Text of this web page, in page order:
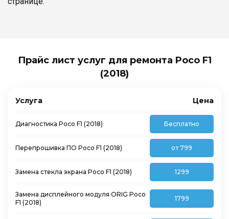
Прайс лист услуг для ремонта Poco F1
(2018)
Услуга Цена
Диагностика Poco F1 (2018) Бесплатно
Перепрошивка ПО Poco F1 (2018) от 799
Замена стекла экрана Poco F1 (2018) 1299
Замена дисплейного модуля ORIG Poco
F1 (2018)
1799